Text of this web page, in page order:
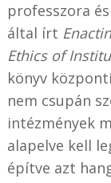
professzora
által írt
Ethics of
könyv
nem csupán
intézmények
alapelve kell
építve azt